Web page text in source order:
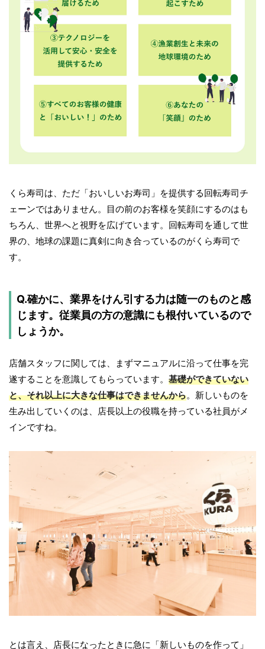
くら寿司は、ただ「おいしいお寿司」を提供する回転寿司チ
ェーンではありません。目の前のお客様を笑顔にするのはも
ちろん、世界へと視野を広げています。回転寿司を通して世
界の、地球の課題に真剣に向き合っているのがくら寿司で
す。
Q.確かに、業界をけん引する力は随一のものと感
じます。従業員の方の意識にも根付いているので
しょうか。
店舗スタッフに関しては、まずマニュアルに沿って仕事を完
遂することを意識してもらっています。 基礎ができていない
と、それ以上に大きな仕事はできませんから。新しいものを
生み出していくのは、店長以上の役職を持っている社員がメ
インですね。
とは言え、店長になったときに急に「新しいものを作って」